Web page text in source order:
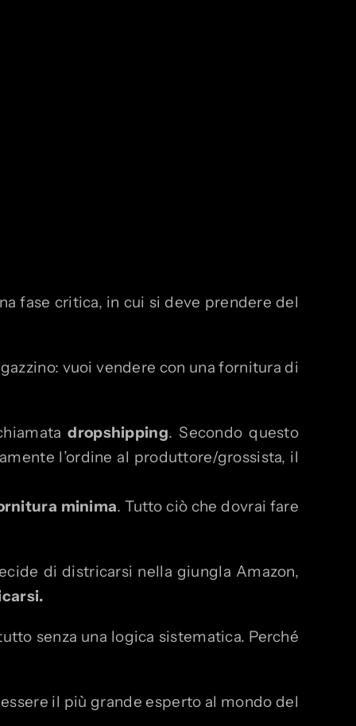
fase critica, in cui si deve prendere del
vuoi vendere con una fornitura di
dropshipping. Secondo questo
l’ordine al produttore/grossista, il
minima. Tutto ciò che dovrai fare
di districarsi nella giungla Amazon,
senza una logica sistematica. Perché
il più grande esperto al mondo del